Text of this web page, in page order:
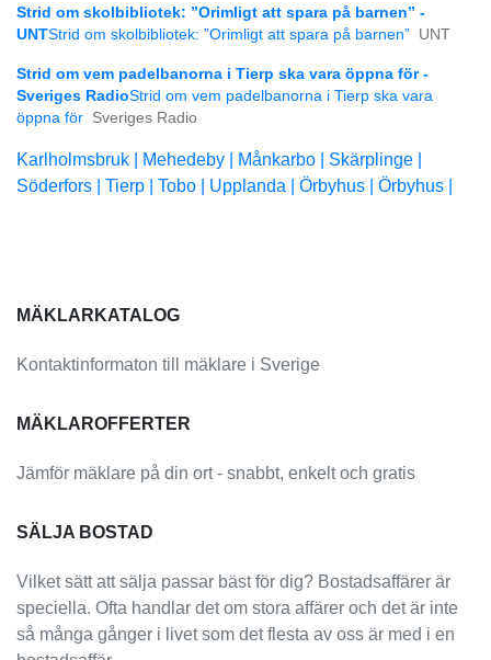
Strid om skolbibliotek: ”Orimligt att spara på barnen” -
UNTStrid om skolbibliotek: ”Orimligt att spara på barnen” UNT
Strid om vem padelbanorna i Tierp ska vara öppna för -
Sveriges RadioStrid om vem padelbanorna i Tierp ska vara
öppna för Sveriges Radio
Karlholmsbruk | Mehedeby | Månkarbo | Skärplinge |
Söderfors | Tierp | Tobo | Upplanda | Örbyhus | Örbyhus |
MÄKLARKATALOG
Kontaktinformaton till mäklare i Sverige
MÄKLAROFFERTER
Jämför mäklare på din ort - snabbt, enkelt och gratis
SÄLJA BOSTAD
Vilket sätt att sälja passar bäst för dig? Bostadsaffärer är
speciella. Ofta handlar det om stora affärer och det är inte
så många gånger i livet som det flesta av oss är med i en